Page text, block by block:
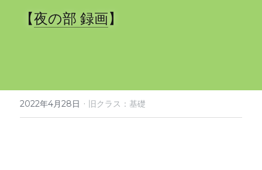
振り返り会
定期クラス申込
【夜の部 録画】
2022年4月28日 · 旧クラス：基礎